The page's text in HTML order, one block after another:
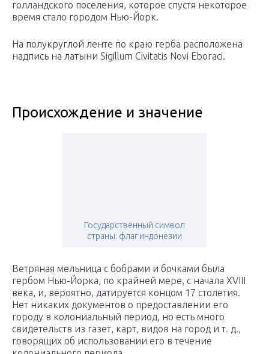
голландского поселения, которое спустя некоторое
время стало городом Нью-Йорк.
На полукруглой ленте по краю герба расположена
надпись на латыни Sigillum Civitatis Novi Eboraci.
Происхождение и значение
Государственный символ
страны: флаг индонезии
Ветряная мельница с бобрами и бочками была
гербом Нью-Йорка, по крайней мере, с начала XVIII
века, и, вероятно, датируется концом 17 столетия.
Нет никаких документов о предоставлении его
городу в колониальный период, но есть много
свидетельств из газет, карт, видов на город и т. д.,
говорящих об использовании его в течение